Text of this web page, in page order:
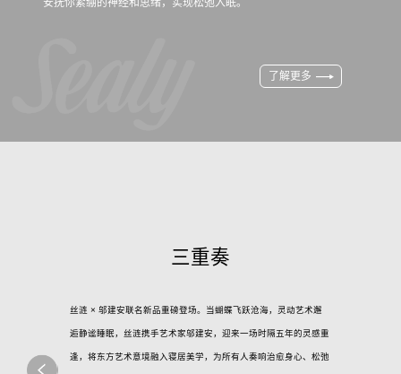
了解更多
三重奏
丝涟 × 邬建安联名新品重磅登场。当蝴蝶飞跃沧海，灵动艺术邂
逅静谧睡眠，丝涟携手艺术家邬建安，迎来一场时隔五年的灵感重
逢，将东方艺术意境融入寝居美学，为所有人奏响治愈身心、松弛